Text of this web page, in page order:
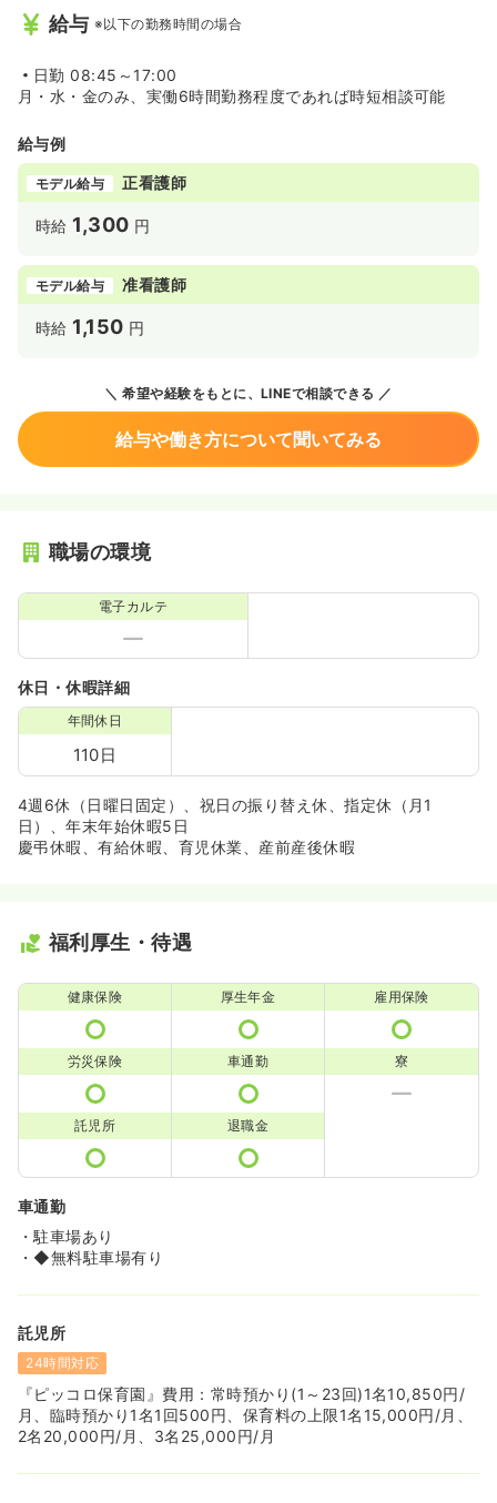
給与 ※以下の勤務時間の場合
日勤 08:45～17:00
月・水・金のみ、実働6時間勤務程度であれば時短相談可能
給与例
モデル給与 正看護師
時給 1,300 円
モデル給与 准看護師
時給 1,150 円
希望や経験をもとに、LINEで相談できる
給与や働き方について聞いてみる
職場の環境
電子カルテ
休日・休暇詳細
年間休日
110日
4週6休（日曜日固定）、祝日の振り替え休、指定休（月1
日）、年末年始休暇5日
慶弔休暇、有給休暇、育児休業、産前産後休暇
福利厚生・待遇
健康保険 厚生年金 雇用保険
労災保険 車通勤 寮
託児所 退職金
車通勤
・駐車場あり
・◆無料駐車場有り
託児所
24時間対応
『ピッコロ保育園』費用：常時預かり(1～23回)1名10,850円/
月、臨時預かり1名1回500円、保育料の上限1名15,000円/月、
2名20,000円/月、3名25,000円/月